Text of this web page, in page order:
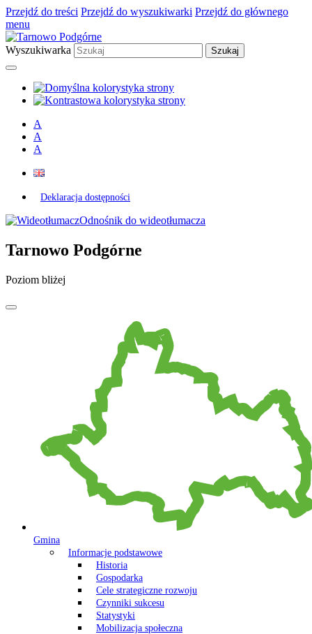
Przejdź do treści Przejdź do wyszukiwarki Przejdź do głównego
menu
Wyszukiwarka
A
A
A
Deklaracja dostępności
Odnośnik do wideotłumacza
Tarnowo Podgórne
Poziom bliżej
Gmina
Informacje podstawowe
Historia
Gospodarka
Cele strategiczne rozwoju
Czynniki sukcesu
Statystyki
Mobilizacja społeczna